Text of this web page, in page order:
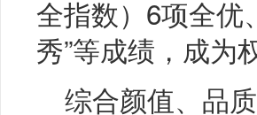
全指数）6项全优
秀”等成绩，成为
综合颜值、品